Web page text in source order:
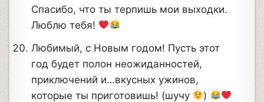
Спасибо, что ты терпишь мои выходки.
Люблю тебя!
Любимый, с Новым годом! Пусть этот
год будет полон неожиданностей,
приключений и…вкусных ужинов,
которые ты приготовишь! (шучу
)